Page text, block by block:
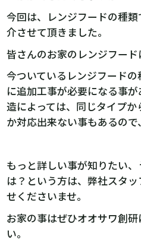
今回は、レンジフードの種
介させて頂きました。
皆さんのお家のレンジフー
今ついているレンジフード
に追加工事が必要になる事
造によっては、同じタイプ
か対応出来ない事もあるので
もっと詳しい事が知りたい
は？という方は、弊社スタ
せくださいませ。
お家の事はぜひオオサワ創
い。